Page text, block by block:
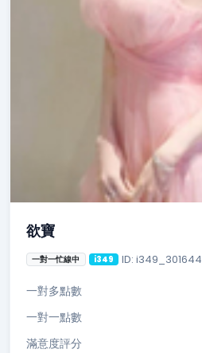
欲寶
一對一忙線中 i349 ID: i349_301644
一對多點數
一對一點數
滿意度評分